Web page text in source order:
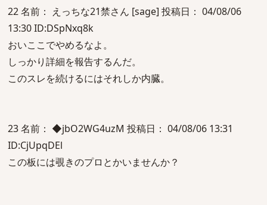
22 名前： えっちな21禁さん [sage] 投稿日： 04/08/06
13:30 ID:DSpNxq8k
おいここでやめるなよ。
しっかり詳細を報告するんだ。
このスレを続けるにはそれしか内臓。
23 名前： ◆jbO2WG4uzM 投稿日： 04/08/06 13:31
ID:CjUpqDEl
この板には覗きのプロとかいませんか？